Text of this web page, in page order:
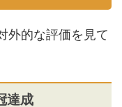
外的な評価を見て
達成